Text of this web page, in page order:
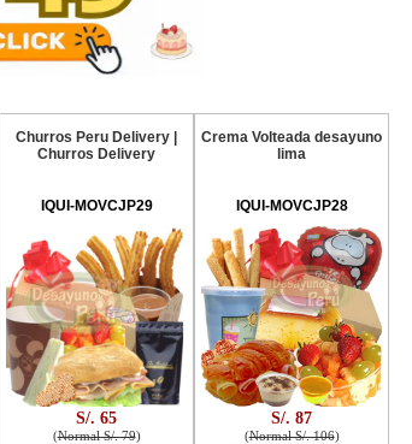
Churros Peru Delivery |
Churros Delivery
IQUI-MOVCJP29
S/. 65
(Normal S/. 79)
Crema Volteada desayuno
lima
IQUI-MOVCJP28
S/. 87
(Normal S/. 106)